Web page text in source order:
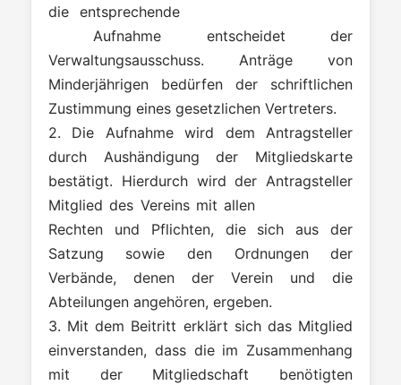
die entsprechende
Aufnahme entscheidet der
Verwaltungsausschuss. Anträge von
Minderjährigen bedürfen der schriftlichen
Zustimmung eines gesetzlichen Vertreters.
2. Die Aufnahme wird dem Antragsteller
durch Aushändigung der Mitgliedskarte
bestätigt. Hierdurch wird der Antragsteller
Mitglied des Vereins mit allen
Rechten und Pflichten, die sich aus der
Satzung sowie den Ordnungen der
Verbände, denen der Verein und die
Abteilungen angehören, ergeben.
3. Mit dem Beitritt erklärt sich das Mitglied
einverstanden, dass die im Zusammenhang
mit der Mitgliedschaft benötigten